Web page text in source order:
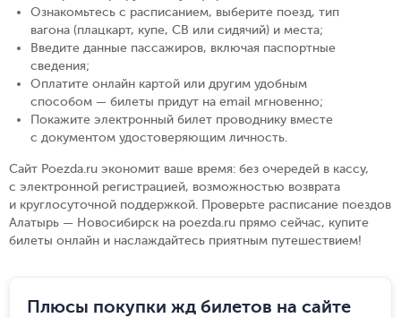
Ознакомьтесь с расписанием, выберите поезд, тип
вагона (плацкарт, купе, СВ или сидячий) и места;
Введите данные пассажиров, включая паспортные
сведения;
Оплатите онлайн картой или другим удобным
способом — билеты придут на email мгновенно;
Покажите электронный билет проводнику вместе
с документом удостоверяющим личность.
Сайт Poezda.ru экономит ваше время: без очередей в кассу,
с электронной регистрацией, возможностью возврата
и круглосуточной поддержкой. Проверьте расписание поездов
Алатырь — Новосибирск на poezda.ru прямо сейчас, купите
билеты онлайн и наслаждайтесь приятным путешествием!
Плюсы покупки жд билетов на сайте